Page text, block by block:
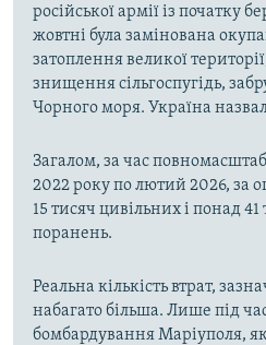
російської армії із початку
жовтні була замінована
затоплення великої
знищення сільгоспугідь,
Чорного моря. Україна
Загалом, за час
2022 року по лютий 2026, за
15 тисяч цивільних і понад
поранень.
Реальна кількість втрат,
набагато більша. Лише під
бомбардування Маріуполя, як